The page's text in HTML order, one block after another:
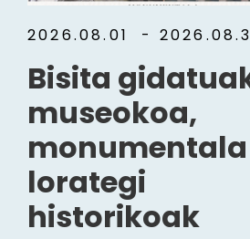
2026.08.01 -
Bisita
museokoa,
lorategi
historikoak